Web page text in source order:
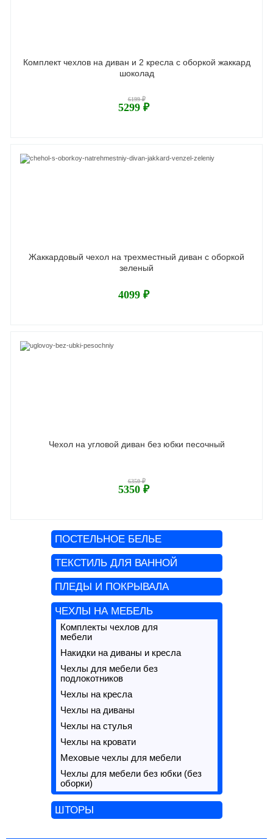
ПОСТЕЛЬНОЕ БЕЛЬЕ
ТЕКСТИЛЬ ДЛЯ ВАННОЙ
ПЛЕДЫ И ПОКРЫВАЛА
ЧЕХЛЫ НА МЕБЕЛЬ
Комплекты чехлов для
мебели
Накидки на диваны и кресла
Чехлы для мебели без
подлокотников
Чехлы на кресла
Чехлы на диваны
Чехлы на стулья
Чехлы на кровати
Меховые чехлы для мебели
Чехлы для мебели без юбки (без
оборки)
ШТОРЫ
Комплект чехлов на диван и 2 кресла с оборкой жаккард
шоколад
6199 ₽
5299 ₽
Жаккардовый чехол на трехместный диван с оборкой
зеленый
4099 ₽
Чехол на угловой диван без юбки песочный
6350 ₽
5350 ₽